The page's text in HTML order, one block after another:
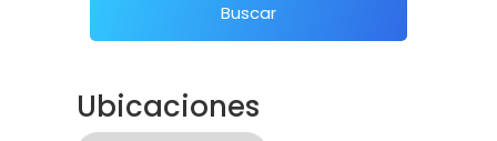
Buscar
Ubicaciones